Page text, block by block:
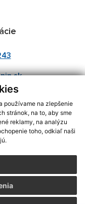
používame na zlepšenie
stránok, na to, aby sme
reklamy, na analýzu
toho, odkiaľ naši
s využitím RSS
stránok,web portál
,registrácia domény